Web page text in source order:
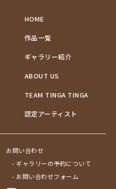
HOME
作品一覧
ギャラリー紹介
ABOUT US
TEAM TINGA TINGA
認定アーティスト
お問い合わせ
- ギャラリーの予約について
- お問い合わせフォーム